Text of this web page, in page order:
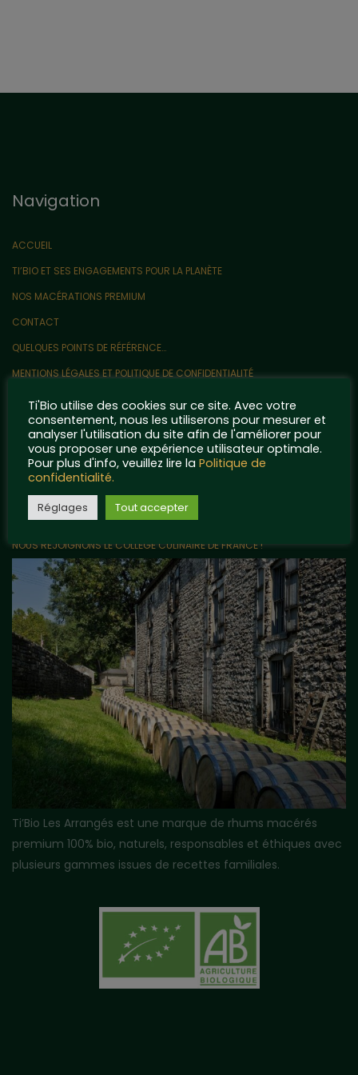
Navigation
ACCUEIL
TI’BIO ET SES ENGAGEMENTS POUR LA PLANÈTE
NOS MACÉRATIONS PREMIUM
CONTACT
QUELQUES POINTS DE RÉFÉRENCE…
MENTIONS LÉGALES ET POLITIQUE DE CONFIDENTIALITÉ
Articles récents
LE VRAC EN VENTE DIRECTE ARRIVE CHEZ TI’BIO !
UN PARTENARIAT ORIGINAL AVEC LES RIGOLETTES NANTAISES !
TI’BIO FÊTE SON SIXIÈME ANNIVERSAIRE !
OFFRE NOËL 2022 EXCEPTIONNELLE !
NOUS REJOIGNONS LE COLLÈGE CULINAIRE DE FRANCE !
Ti’Bio Les Arrangés est une marque de rhums macérés
premium 100% bio, naturels, responsables et éthiques avec
plusieurs gammes issues de recettes familiales.
Ti'Bio utilise des cookies sur ce site. Avec votre
consentement, nous les utiliserons pour mesurer et
analyser l'utilisation du site afin de l'améliorer pour
vous proposer une expérience utilisateur optimale.
Pour plus d'info, veuillez lire la Politique de
confidentialité.
Réglages Tout accepter